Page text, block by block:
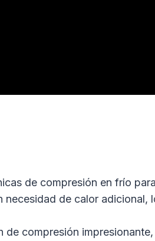
de compresión en frío
de calor adicional,
compresión